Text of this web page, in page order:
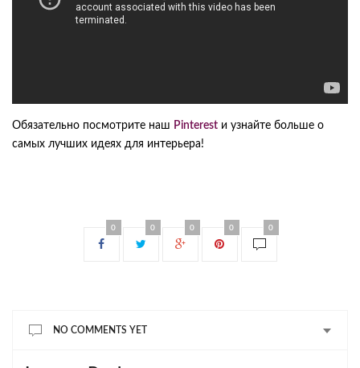
Обязательно посмотрите наш Pinterest и узнайте больше о
самых лучших идеях для интерьера!
0 0 0 0 0
NO COMMENTS YET